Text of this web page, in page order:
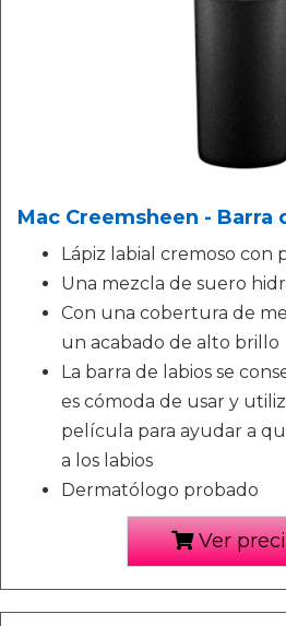
Mac Creemsheen - Barra
Lápiz labial cremoso con
Una mezcla de suero
Con una cobertura de
un acabado de alto brillo
La barra de labios se
es cómoda de usar y
película para ayudar a
a los labios
Dermatólogo probado
Ver